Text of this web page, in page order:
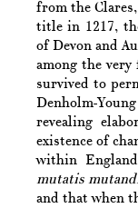
from the
title in 1217,
of Devon and
among the
survived to
Denholm-
revealing
existence of
within
mutatis
and that when